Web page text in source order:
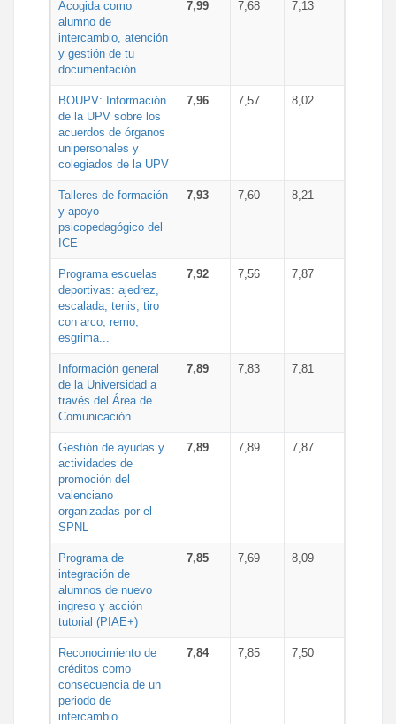
Acogida como
alumno de
intercambio, atención
y gestión de tu
documentación
7,99 7,68 7,13
BOUPV: Información
de la UPV sobre los
acuerdos de órganos
unipersonales y
colegiados de la UPV
7,96 7,57 8,02
Talleres de formación
y apoyo
psicopedagógico del
ICE
7,93 7,60 8,21
Programa escuelas
deportivas: ajedrez,
escalada, tenis, tiro
con arco, remo,
esgrima...
7,92 7,56 7,87
Información general
de la Universidad a
través del Área de
Comunicación
7,89 7,83 7,81
Gestión de ayudas y
actividades de
promoción del
valenciano
organizadas por el
SPNL
7,89 7,89 7,87
Programa de
integración de
alumnos de nuevo
ingreso y acción
tutorial (PIAE+)
7,85 7,69 8,09
Reconocimiento de
créditos como
consecuencia de un
periodo de
intercambio
7,84 7,85 7,50